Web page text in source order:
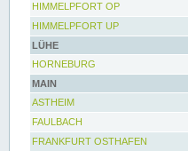
HIMMELPFORT OP
HIMMELPFORT UP
LÜHE
HORNEBURG
MAIN
ASTHEIM
FAULBACH
FRANKFURT OSTHAFEN